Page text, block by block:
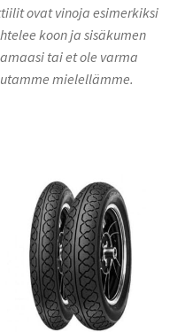
ovat vinoja esimerkiksi
koon ja sisäkumen
tai et ole varma
mielellämme.